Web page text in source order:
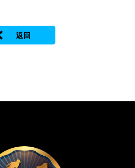
返回